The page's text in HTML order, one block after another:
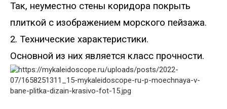
Так, неуместно стены коридора покрыть
плиткой с изображением морского пейзажа.
2. Технические характеристики.
Основной из них является класс прочности.